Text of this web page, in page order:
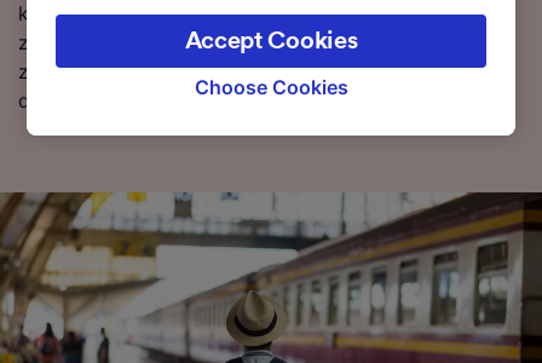
kolejowych w naszym serwisie. Czytaj dalej, aby
znaleźć więcej informacji, w tym nasz rozkład jazdy
zawierający pierwszy i ostatni kurs, oraz wskazówki
dotyczące wyszukiwania tanich biletów kolejowych.
the privacy policy page. These choices will be
signaled to our partners and will not affect
browsing data. Your data will not be used for
track you.
We and our partners process data to provide:
Use precise geolocation data. Actively scan
device characteristics for identification. Store
and/or access information on a device.
Personalised advertising and content,
advertising and content measurement,
audience research and services development.
Choose Cookies
Accept Cookies